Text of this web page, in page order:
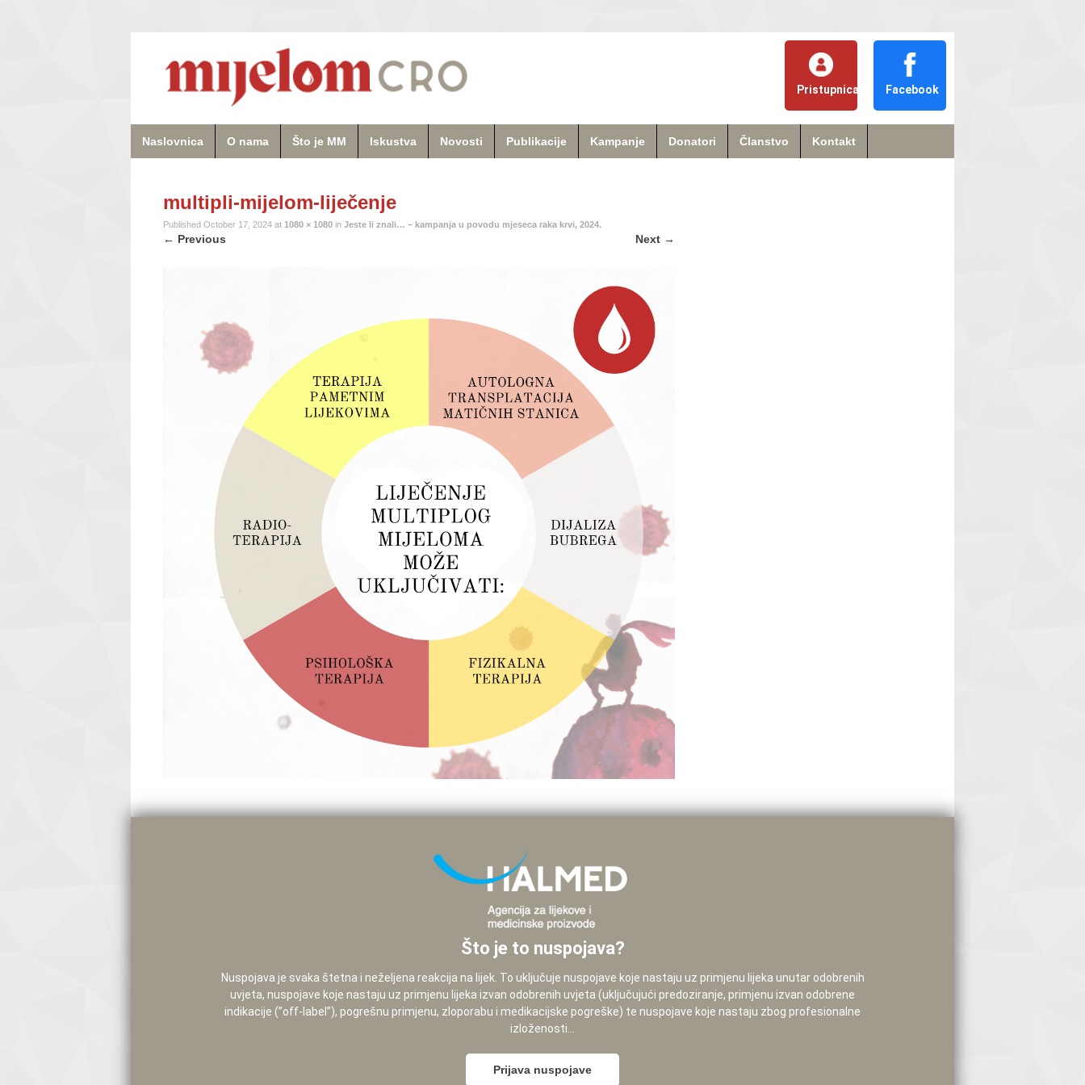
Pristupnica Facebook
Naslovnica O nama Što je MM Iskustva Novosti Publikacije Kampanje Donatori Članstvo Kontakt
multipli-mijelom-liječenje
Published October 17, 2024 at 1080 × 1080 in Jeste li znali… – kampanja u povodu mjeseca raka krvi, 2024.
← Previous Next →
Što je to nuspojava?
Nuspojava je svaka štetna i neželjena reakcija na lijek. To uključuje nuspojave koje nastaju uz primjenu lijeka unutar odobrenih
uvjeta, nuspojave koje nastaju uz primjenu lijeka izvan odobrenih uvjeta (uključujući predoziranje, primjenu izvan odobrene
indikacije (”off-label”), pogrešnu primjenu, zloporabu i medikacijske pogreške) te nuspojave koje nastaju zbog profesionalne
izloženosti...
Prijava nuspojave